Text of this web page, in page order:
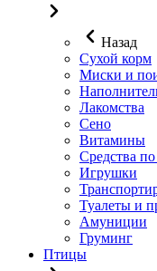
Назад
Сухой корм
Миски и
Лакомства
Сено
Витамины
Средства
Игрушки
Туалеты и
Амуниции
Груминг
Птицы